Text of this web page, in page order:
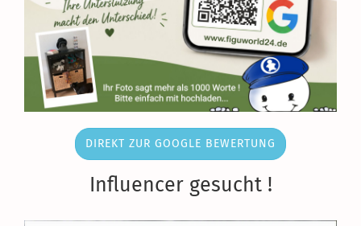
DIREKT ZUR GOOGLE BEWERTUNG
Influencer gesucht !